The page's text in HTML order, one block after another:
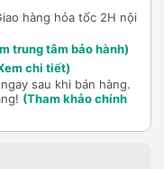
hàng hỏa tốc 2H nội
trung tâm bảo hành)
chi tiết)
sau khi bán hàng.
(Tham khảo chính